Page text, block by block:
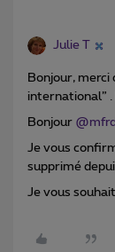
Julie T
Bonjour, merci
international” .
Bonjour
Je vous
supprimé
Je vous